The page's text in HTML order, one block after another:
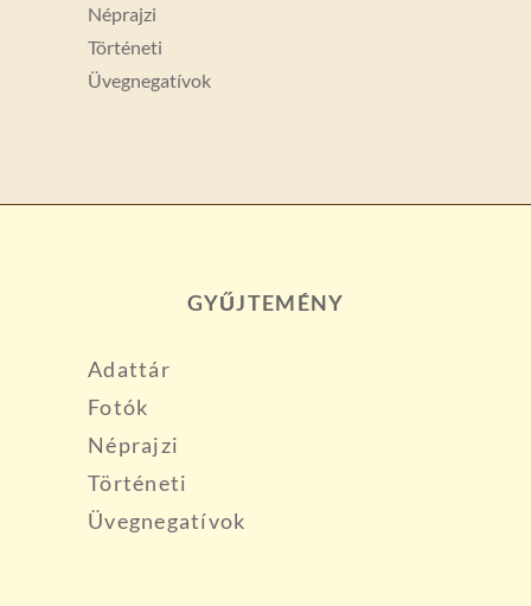
Néprajzi
Történeti
Üvegnegatívok
GYŰJTEMÉNY
Adattár
Fotók
Néprajzi
Történeti
Üvegnegatívok